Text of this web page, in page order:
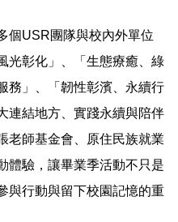
個USR團隊與校內外單位
光彰化」、「生態療癒、綠
務」、「韌性彰濱、永續行
連結地方、實踐永續與陪伴
老師基金會、原住民族就業
體驗，讓畢業季活動不只是
與行動與留下校園記憶的重